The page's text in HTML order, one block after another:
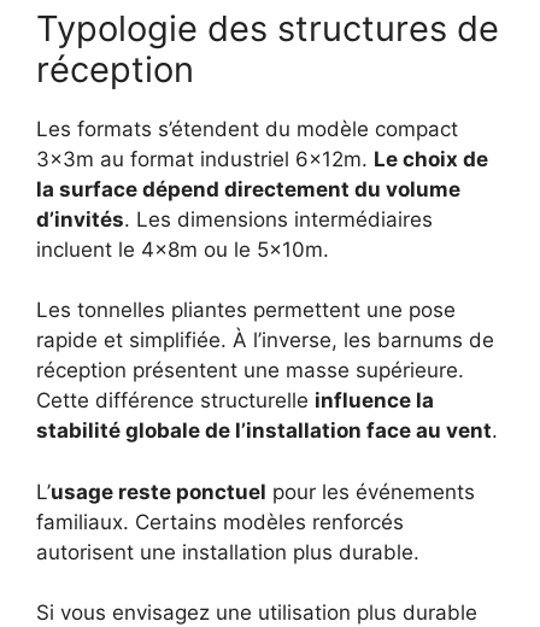
Typologie des structures de
réception
Les formats s’étendent du modèle compact
3x3m au format industriel 6x12m. Le choix de
la surface dépend directement du volume
d’invités. Les dimensions intermédiaires
incluent le 4x8m ou le 5x10m.
Les tonnelles pliantes permettent une pose
rapide et simplifiée. À l’inverse, les barnums de
réception présentent une masse supérieure.
Cette différence structurelle influence la
stabilité globale de l’installation face au vent.
L’usage reste ponctuel pour les événements
familiaux. Certains modèles renforcés
autorisent une installation plus durable.
Si vous envisagez une utilisation plus durable